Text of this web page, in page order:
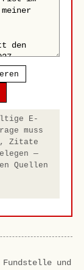
E-
muss
Zitate
—
Quellen
und